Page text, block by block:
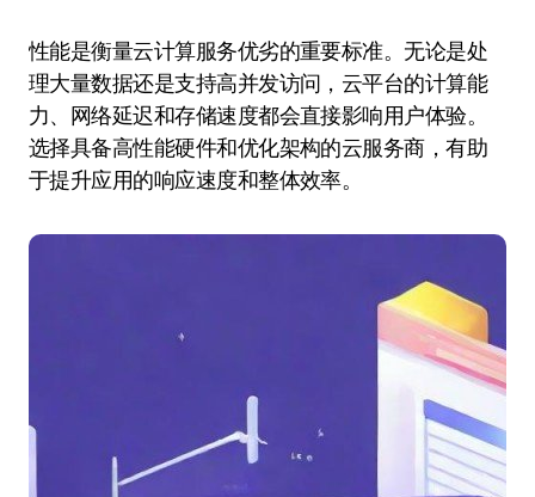
性能是衡量云计算服务优劣的重要标准。无论是处
理大量数据还是支持高并发访问，云平台的计算能
力、网络延迟和存储速度都会直接影响用户体验。
选择具备高性能硬件和优化架构的云服务商，有助
于提升应用的响应速度和整体效率。